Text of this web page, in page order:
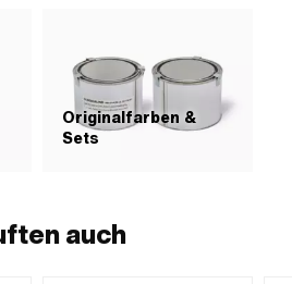
Originalfarben &
Sets
auch